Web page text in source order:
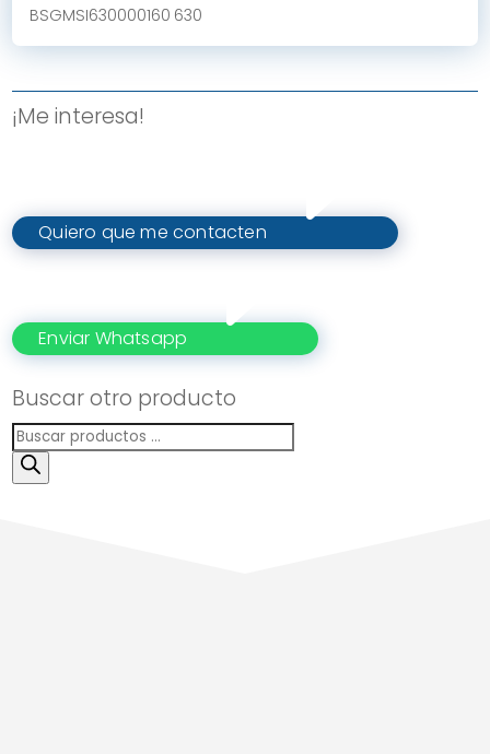
BSGMSI630000160 630
¡Me interesa!
Quiero que me contacten
Enviar Whatsapp
Buscar otro producto
Búsqueda
de
productos